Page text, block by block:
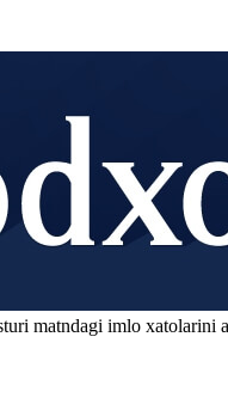
matndagi imlo xatolarini